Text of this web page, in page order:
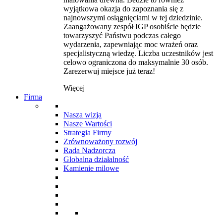
wyjątkowa okazja do zapoznania się z
najnowszymi osiągnięciami w tej dziedzinie.
Zaangażowany zespół IGP osobiście będzie
towarzyszyć Państwu podczas całego
wydarzenia, zapewniając moc wrażeń oraz
specjalistyczną wiedzę. Liczba uczestników jest
celowo ograniczona do maksymalnie 30 osób.
Zarezerwuj miejsce już teraz!
Więcej
Firma
Nasza wizja
Nasze Wartości
Strategia Firmy
Zrównoważony rozwój
Rada Nadzorcza
Globalna działalność
Kamienie milowe